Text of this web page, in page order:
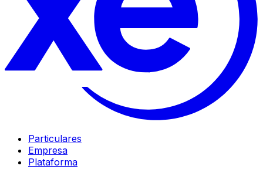
Particulares
Empresa
Plataforma